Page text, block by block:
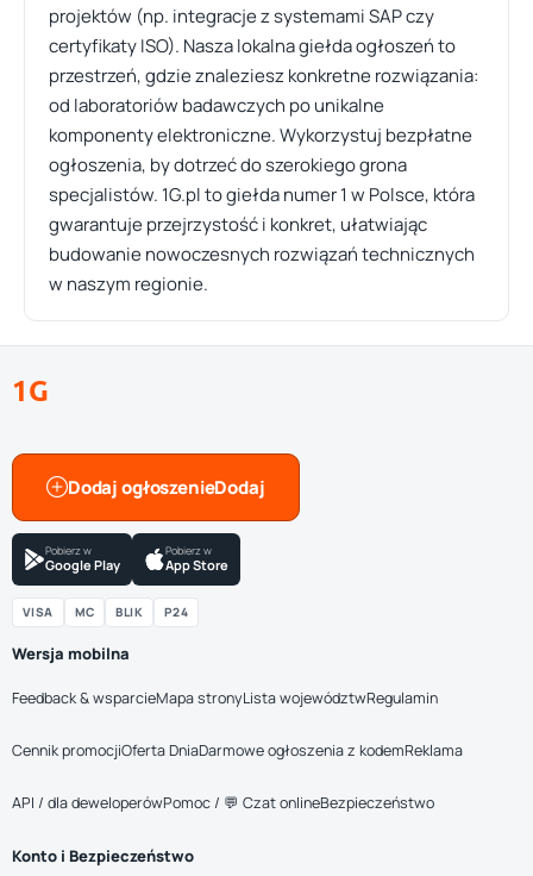
projektów (np. integracje z systemami SAP czy
certyfikaty ISO). Nasza lokalna giełda ogłoszeń to
przestrzeń, gdzie znaleziesz konkretne rozwiązania:
od laboratoriów badawczych po unikalne
komponenty elektroniczne. Wykorzystuj bezpłatne
ogłoszenia, by dotrzeć do szerokiego grona
specjalistów. 1G.pl to giełda numer 1 w Polsce, która
gwarantuje przejrzystość i konkret, ułatwiając
budowanie nowoczesnych rozwiązań technicznych
w naszym regionie.
1G
Dodaj ogłoszenie
Pobierz w
Google Play
Pobierz w
App Store
VISA MC BLIK P24
Wersja mobilna
Feedback & wsparcieMapa stronyLista województwRegulamin
Cennik promocjiOferta DniaDarmowe ogłoszenia z kodemReklama
API / dla deweloperówPomoc / 💬 Czat onlineBezpieczeństwo
Konto i Bezpieczeństwo